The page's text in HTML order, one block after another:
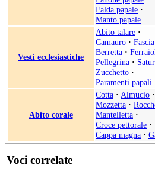
Falda papale ·
Manto papale
Vesti ecclesiastiche
Abito talare ·
Camauro · Fascia
Berretta ·
Pellegrina ·
Zucchetto ·
Paramenti papali
Abito corale
Cotta · Almucio ·
Mozzetta ·
Mantelletta ·
Croce pettorale ·
Cappa magna ·
Voci correlate